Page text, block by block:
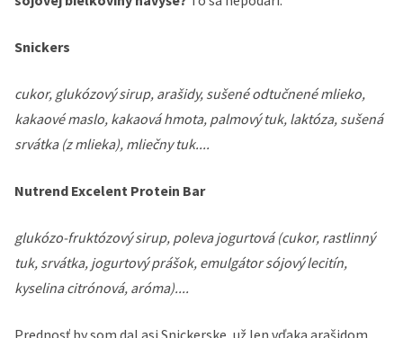
Snickers
cukor, glukózový sirup, arašidy, sušené odtučnené mlieko,
kakaové maslo, kakaová hmota, palmový tuk, laktóza, sušená
srvátka (z mlieka), mliečny tuk....
Nutrend Excelent Protein Bar
glukózo-fruktózový sirup, poleva jogurtová (cukor, rastlinný
tuk, srvátka, jogurtový prášok, emulgátor sójový lecitín,
kyselina citrónová, aróma)....
Prednosť by som dal asi Snickerske, už len vďaka arašidom.